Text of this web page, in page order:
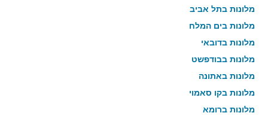
מלונות בתל אביב
מלונות בים המלח
מלונות בדובאי
מלונות בבודפשט
מלונות באתונה
מלונות בקו סאמוי
מלונות ברומא